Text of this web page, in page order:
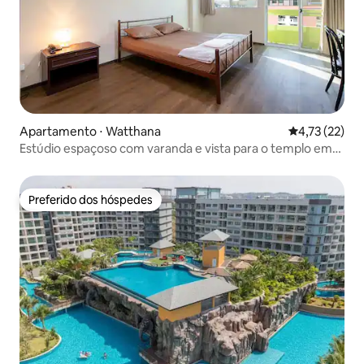
Apartamento ⋅ Watthana 4,73 de uma
4,73 (22)
Estúdio espaçoso com varanda e vista para o templo em
Preferido dos hóspedes
Preferido dos hóspedes